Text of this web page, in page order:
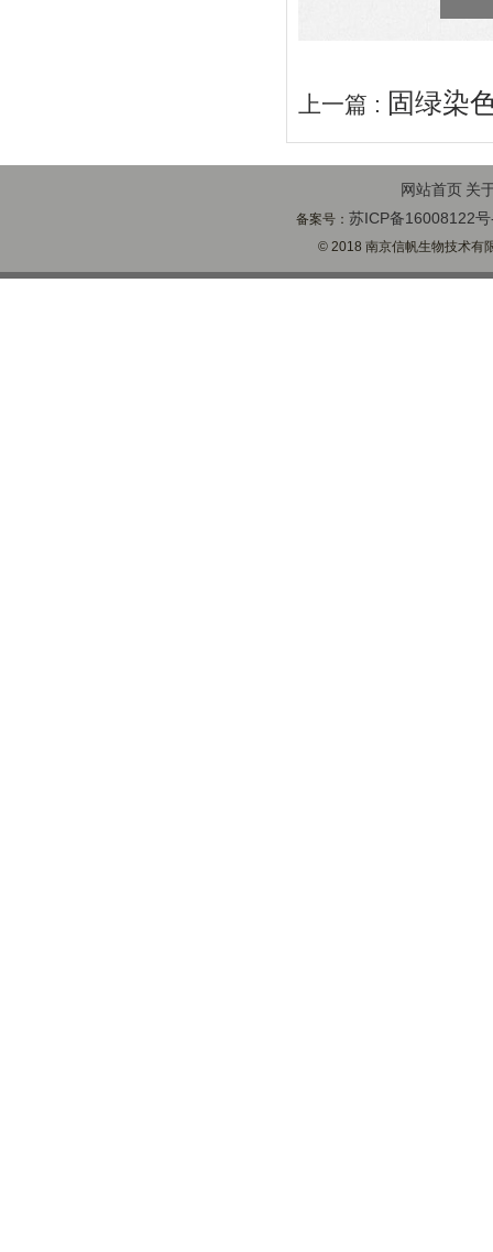
上一篇 : 固绿染
网站首页 关
备案号： 苏ICP备16008122
© 2018 南京信帆生物技术有